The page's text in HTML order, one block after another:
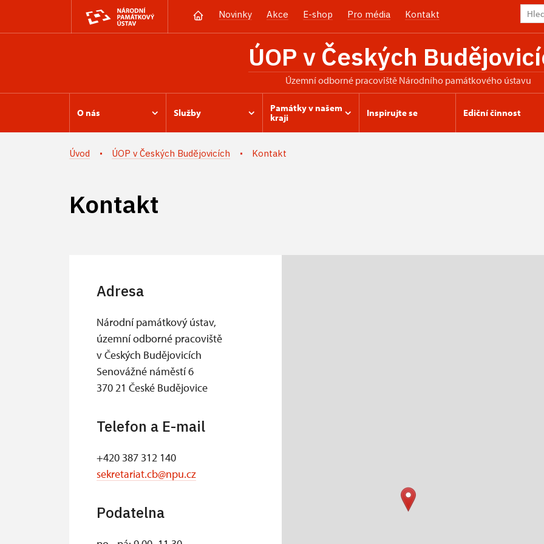
Novinky Akce E-shop Pro média Kontakt
ÚOP v Českých
územní odborné pracoviště Národního památkového ústavu
O nás Služby
Památky v našem
kraji
Inspirujte se Ediční činnost
Úvod ÚOP v Českých Budějovicích Kontakt
Kontakt
Adresa
Národní památkový ústav,
územní odborné pracoviště
v Českých Budějovicích
Senovážné náměstí 6
370 21 České Budějovice
Telefon a E-mail
+420 387 312 140
sekretariat.cb@npu.cz
Podatelna